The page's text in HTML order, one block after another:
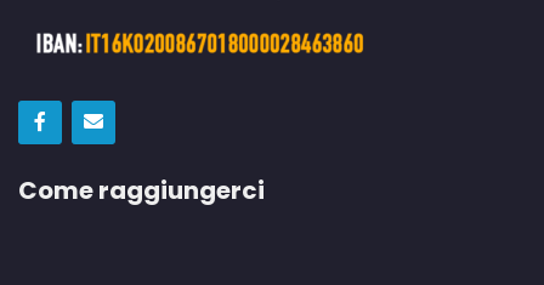
Come raggiungerci